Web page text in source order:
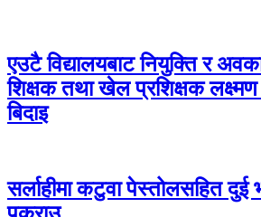
एउटै विद्यालयबाट नियुक्ति र
शिक्षक तथा खेल प्रशिक्षक लक्ष्मण
बिदाइ
सर्लाहीमा कटुवा पेस्तोलसहित दुई